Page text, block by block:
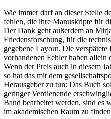
Wie immer darf an dieser Stelle
fehlen, die ihre Manuskripte für
Der Dank geht außerdem an
Friedensforschung, für die
gegebene Layout. Die
vorhandenen Fehler haben allein
Wenn der Preis auch in diesem
so hat das mit dem
Herausgeber zu tun: Das Buch
geringer Verdienende
Band bearbeitet werden, sind es
im akademischen Raum zu